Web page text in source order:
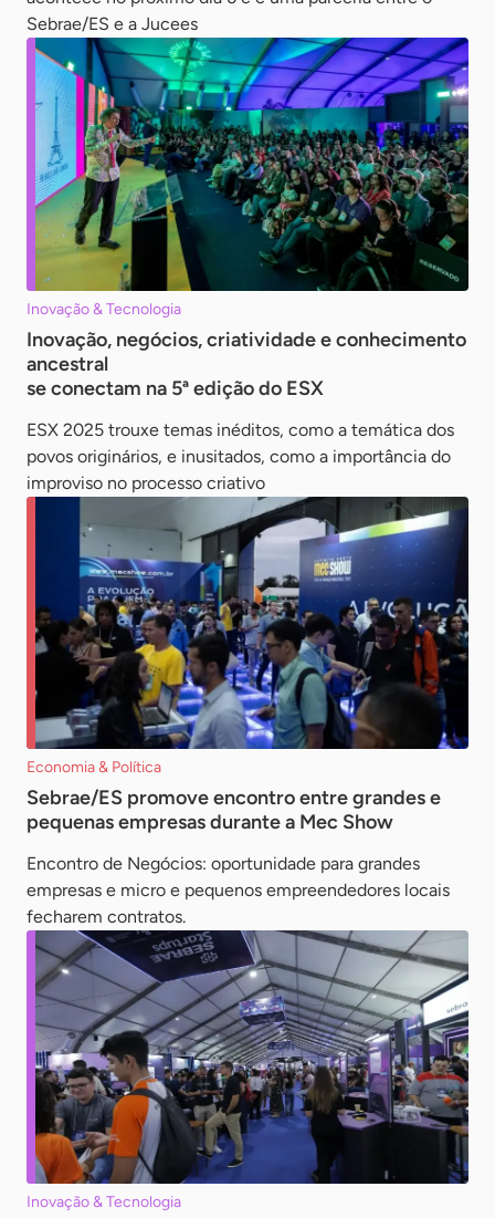
Sebrae/ES e a Jucees
Inovação & Tecnologia
Inovação, negócios, criatividade e conhecimento
ancestral
se conectam na 5ª edição do ESX
ESX 2025 trouxe temas inéditos, como a temática dos
povos originários, e inusitados, como a importância do
improviso no processo criativo
Economia & Política
Sebrae/ES promove encontro entre grandes e
pequenas empresas durante a Mec Show
Encontro de Negócios: oportunidade para grandes
empresas e micro e pequenos empreendedores locais
fecharem contratos.
Inovação & Tecnologia